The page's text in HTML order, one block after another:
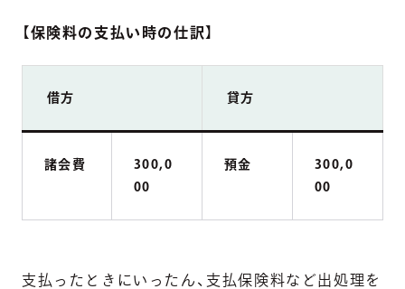
【保険料の支払い時の仕訳 】
借方 貸方
諸会費
300,0
00
預金
300,0
00
支払ったときにいったん、支払保険料など出処理を